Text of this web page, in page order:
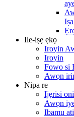
Ile-iṣẹ ẹkọ
Iroyin
Iroyin
Fowo si
Awọn
Nipa re
Ijẹrisi
Awọn
Ibamu